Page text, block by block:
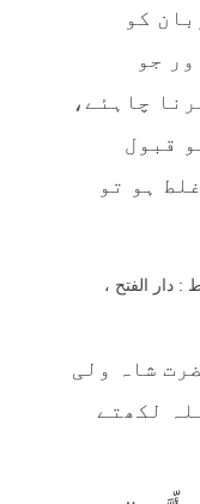
کو
جو
چاہئے،
قبول
ہو تو
صديق حسن خان ، ص ٩٤، ط : دار الفتح ،
شاہ ولی
لکھتے